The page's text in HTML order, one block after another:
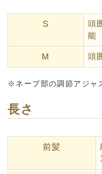
S
頭
能
M 頭
※ネープ部の調節アジャ
長さ
前髪